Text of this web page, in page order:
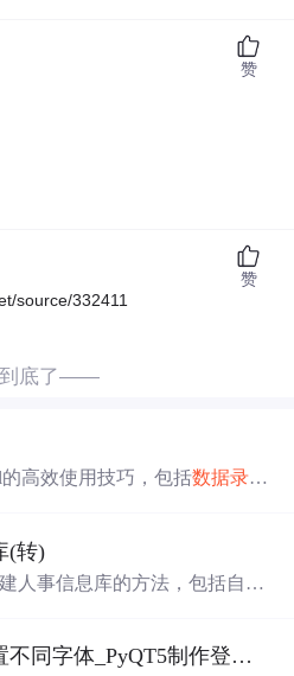
赞
source/332411
赞
底了——
高效使用技巧，包括数据录入
数据
(转)
人事信息库的方法，包括自动
同字体_PyQT5制作登记